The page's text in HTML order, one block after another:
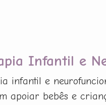
Infantil e
infantil e
apoiar bebês e